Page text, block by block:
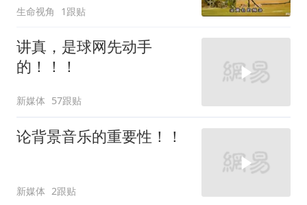
生命视角 1跟贴
讲真，是球网先动手
的！！！
新媒体 57跟贴
论背景音乐的重要性！！
新媒体 2跟贴